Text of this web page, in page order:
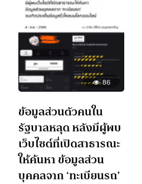
86
ข้อมูลส่วนตัวคนใน
รัฐบาลหลุด หลังมีผู้พบ
เว็บไซต์ที่เปิดสาธารณะ
ให้ค้นหา ข้อมูลส่วน
บุคคลจาก ‘ทะเบียนรถ’